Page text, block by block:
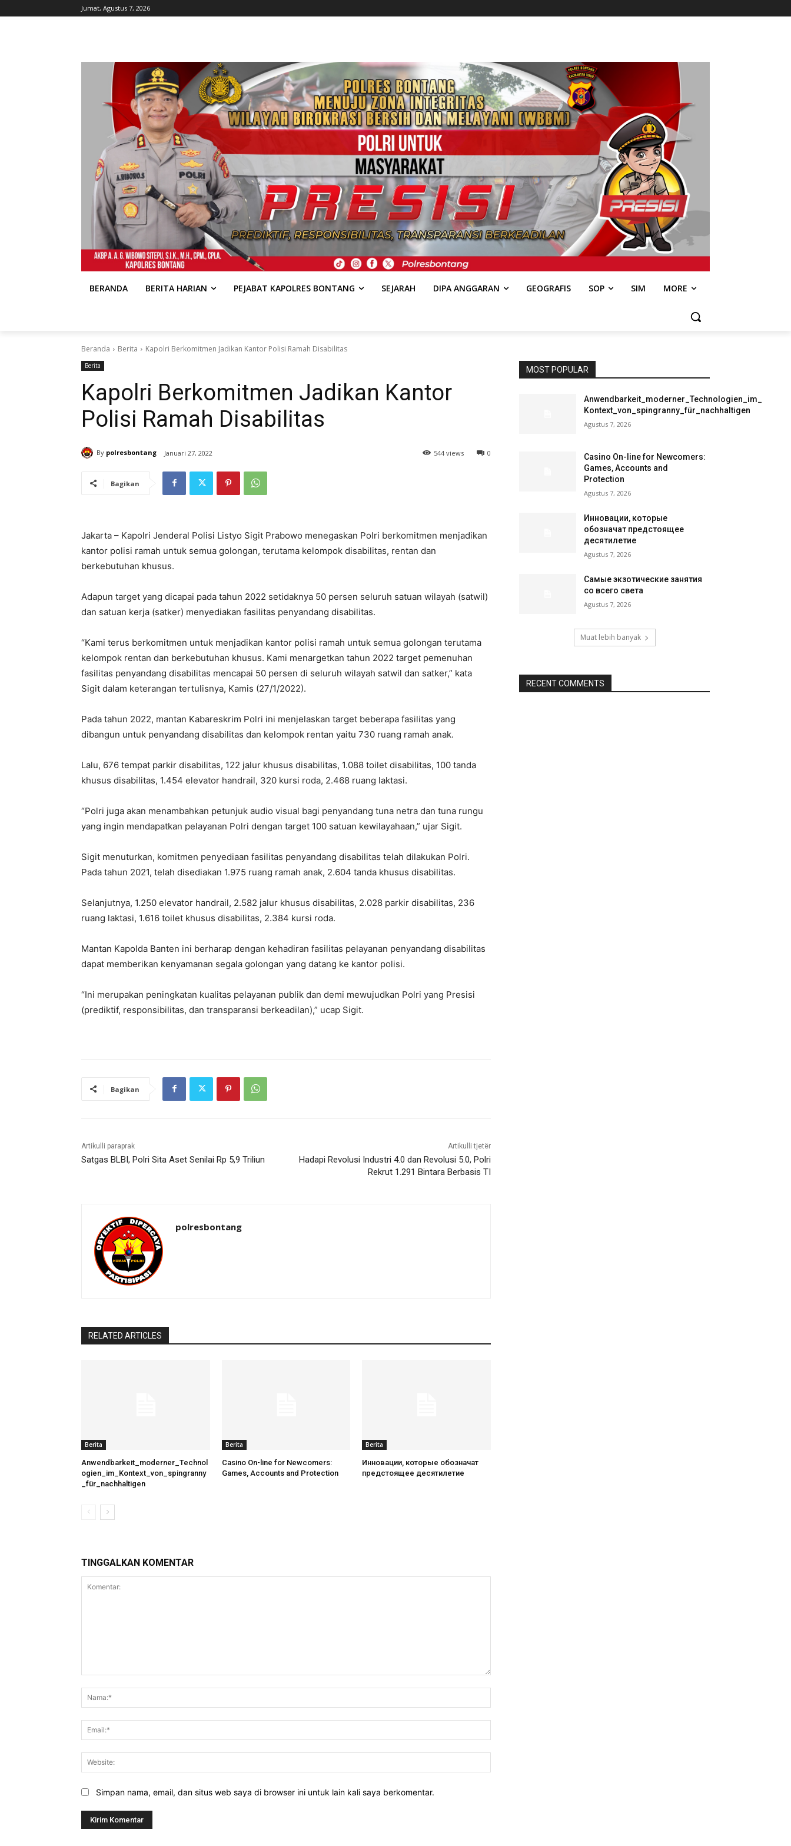
Jumat, Agustus 7, 2026
BERANDA BERITA HARIAN PEJABAT KAPOLRES BONTANG SEJARAH DIPA ANGGARAN GEOGRAFIS SOP SIM MORE
Beranda Berita Kapolri Berkomitmen Jadikan Kantor Polisi Ramah Disabilitas
Berita
Kapolri Berkomitmen Jadikan Kantor
Polisi Ramah Disabilitas
By polresbontang Januari 27, 2022 0
544 views
Bagikan
Jakarta – Kapolri Jenderal Polisi Listyo Sigit Prabowo menegaskan Polri berkomitmen menjadikan
kantor polisi ramah untuk semua golongan, terutama kelompok disabilitas, rentan dan
berkebutuhan khusus.
Adapun target yang dicapai pada tahun 2022 setidaknya 50 persen seluruh satuan wilayah (satwil)
dan satuan kerja (satker) menyediakan fasilitas penyandang disabilitas.
“Kami terus berkomitmen untuk menjadikan kantor polisi ramah untuk semua golongan terutama
kelompok rentan dan berkebutuhan khusus. Kami menargetkan tahun 2022 target pemenuhan
fasilitas penyandang disabilitas mencapai 50 persen di seluruh wilayah satwil dan satker,” kata
Sigit dalam keterangan tertulisnya, Kamis (27/1/2022).
Pada tahun 2022, mantan Kabareskrim Polri ini menjelaskan target beberapa fasilitas yang
dibangun untuk penyandang disabilitas dan kelompok rentan yaitu 730 ruang ramah anak.
Lalu, 676 tempat parkir disabilitas, 122 jalur khusus disabilitas, 1.088 toilet disabilitas, 100 tanda
khusus disabilitas, 1.454 elevator handrail, 320 kursi roda, 2.468 ruang laktasi.
“Polri juga akan menambahkan petunjuk audio visual bagi penyandang tuna netra dan tuna rungu
yang ingin mendapatkan pelayanan Polri dengan target 100 satuan kewilayahaan,” ujar Sigit.
Sigit menuturkan, komitmen penyediaan fasilitas penyandang disabilitas telah dilakukan Polri.
Pada tahun 2021, telah disediakan 1.975 ruang ramah anak, 2.604 tanda khusus disabilitas.
Selanjutnya, 1.250 elevator handrail, 2.582 jalur khusus disabilitas, 2.028 parkir disabilitas, 236
ruang laktasi, 1.616 toilet khusus disabilitas, 2.384 kursi roda.
Mantan Kapolda Banten ini berharap dengan kehadiran fasilitas pelayanan penyandang disabilitas
dapat memberikan kenyamanan segala golongan yang datang ke kantor polisi.
“Ini merupakan peningkatan kualitas pelayanan publik dan demi mewujudkan Polri yang Presisi
(prediktif, responsibilitas, dan transparansi berkeadilan),” ucap Sigit.
Bagikan
Artikulli paraprak
Satgas BLBI, Polri Sita Aset Senilai Rp 5,9 Triliun
Artikulli tjetër
Hadapi Revolusi Industri 4.0 dan Revolusi 5.0, Polri
Rekrut 1.291 Bintara Berbasis TI
polresbontang
RELATED ARTICLES
Berita
Anwendbarkeit_moderner_Technol
ogien_im_Kontext_von_spingranny
_für_nachhaltigen
Berita
Casino On-line for Newcomers:
Games, Accounts and Protection
Berita
Инновации, которые обозначат
предстоящее десятилетие
TINGGALKAN KOMENTAR
Simpan nama, email, dan situs web saya di browser ini untuk lain kali saya berkomentar.
MOST POPULAR
Anwendbarkeit_moderner_Technologien_im_
Kontext_von_spingranny_für_nachhaltigen
Agustus 7, 2026
Casino On-line for Newcomers:
Games, Accounts and
Protection
Agustus 7, 2026
Инновации, которые
обозначат предстоящее
десятилетие
Agustus 7, 2026
Самые экзотические занятия
со всего света
Agustus 7, 2026
Muat lebih banyak
RECENT COMMENTS